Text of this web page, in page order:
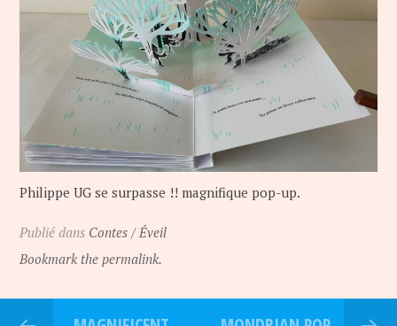
Philippe UG se surpasse !! magnifique pop-up.
Publié dans Contes / Éveil
Bookmark the permalink.